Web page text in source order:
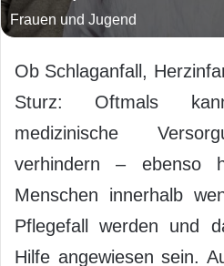
Frauen und Jugend
Ob Schlaganfall,
Sturz: Oftmals
medizinische
verhindern – ebenso
Menschen innerhalb
Pflegefall werden und
Hilfe angewiesen sein.